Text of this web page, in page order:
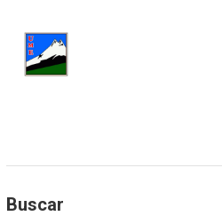
Buscar